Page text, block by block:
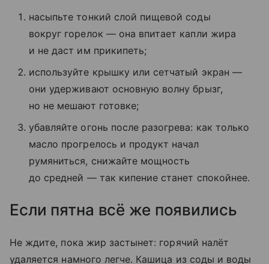
насыпьте тонкий слой пищевой соды
вокруг горелок — она впитает капли жира
и не даст им прикипеть;
используйте крышку или сетчатый экран —
они удерживают основную волну брызг,
но не мешают готовке;
убавляйте огонь после разогрева: как только
масло прогрелось и продукт начал
румяниться, снижайте мощность
до средней — так кипение станет спокойнее.
Если пятна всё же появились
Не ждите, пока жир застынет: горячий налёт
удаляется намного легче. Кашица из соды и воды